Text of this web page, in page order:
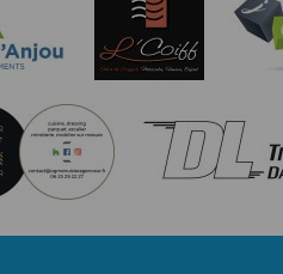
a photo to the gallery. We
or debit cards will be collected.